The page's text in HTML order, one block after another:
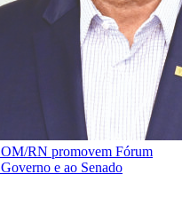
RN promovem Fórum
e ao Senado